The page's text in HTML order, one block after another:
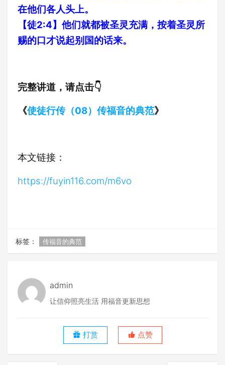
在他们各人头上。
【徒2:4】他们就都被圣灵充满，按着圣灵所
赐的口才说起别国的话来。
完整讲道，请点击👇
《使徒行传（08）传福音的典范》
本文链接：
https://fuyin116.com/m6vo
标签： 传福音的典范
admin
让信仰照亮生活 用福音更新思想
打赏 点赞